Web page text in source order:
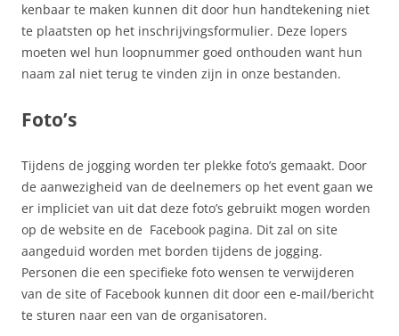
kenbaar te maken kunnen dit door hun handtekening niet
te plaatsten op het inschrijvingsformulier. Deze lopers
moeten wel hun loopnummer goed onthouden want hun
naam zal niet terug te vinden zijn in onze bestanden.
Foto’s
Tijdens de jogging worden ter plekke foto’s gemaakt. Door
de aanwezigheid van de deelnemers op het event gaan we
er impliciet van uit dat deze foto’s gebruikt mogen worden
op de website en de Facebook pagina. Dit zal on site
aangeduid worden met borden tijdens de jogging.
Personen die een specifieke foto wensen te verwijderen
van de site of Facebook kunnen dit door een e-mail/bericht
te sturen naar een van de organisatoren.